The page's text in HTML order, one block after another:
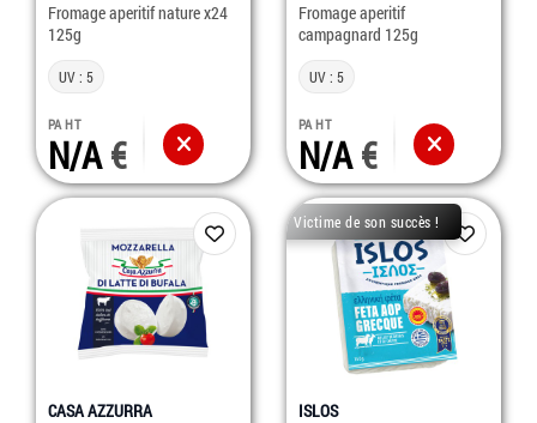
Fromage aperitif nature x24
125g
UV : 5
PA HT
N/A
Fromage aperitif
campagnard 125g
UV : 5
PA HT
N/A
CASA AZZURRA
Victime de son succès !
ISLOS